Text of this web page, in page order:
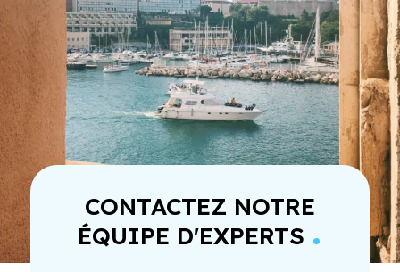
CONTACTEZ NOTRE
ÉQUIPE D'EXPERTS .